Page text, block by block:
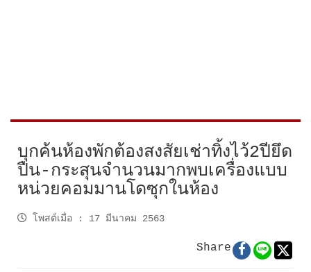
บุกค้นห้องพักต้องสงสัยเช่าทิ้งไว้2ปียึด
ปืน-กระสุนจำนวนมากพบเครื่องแบบ
หน่วยคอมมานโดซุกในห้อง
โพสต์เมื่อ : 17 มีนาคม 2563
Share